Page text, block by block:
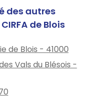
des autres
de Blois
de Blois - 41000
Vals du Blésois -